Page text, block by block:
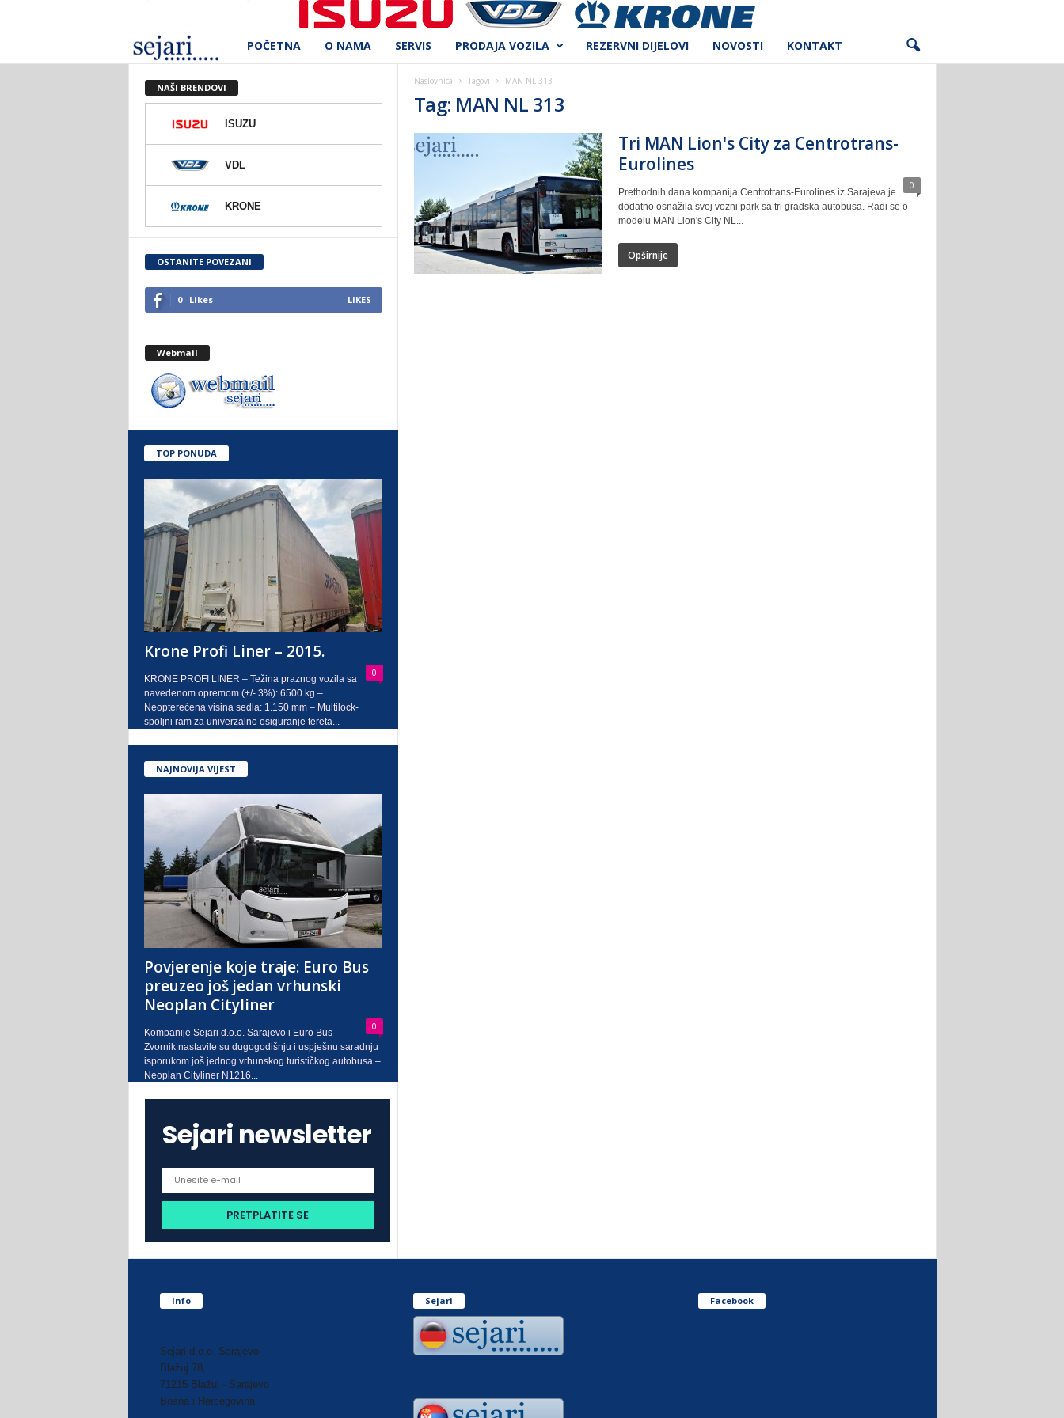
e
r
d
.
o
.
a
j
o
POČETNA O NAMA SERVIS PRODAJA VOZILA REZERVNI DIJELOVI NOVOSTI KONTAKT
Naslovnica Tagovi MAN NL 313
Tag: MAN NL 313
Tri MAN Lion's City za Centrotrans-
Eurolines
0
Prethodnih dana kompanija Centrotrans-Eurolines iz Sarajeva je
dodatno osnažila svoj vozni park sa tri gradska autobusa. Radi se o
modelu MAN Lion's City NL...
Opširnije
NAŠI BRENDOVI
ISUZU
VDL
KRONE
OSTANITE POVEZANI
0 Likes LIKES
Webmail
TOP PONUDA
Krone Profi Liner – 2015.
0
KRONE PROFI LINER – Težina praznog vozila sa
navedenom opremom (+/- 3%): 6500 kg –
Neopterećena visina sedla: 1.150 mm – Multilock-
spoljni ram za univerzalno osiguranje tereta...
NAJNOVIJA VIJEST
Povjerenje koje traje: Euro Bus
preuzeo još jedan vrhunski
Neoplan Cityliner
0
Kompanije Sejari d.o.o. Sarajevo i Euro Bus
Zvornik nastavile su dugogodišnju i uspješnu saradnju
isporukom još jednog vrhunskog turističkog autobusa –
Neoplan Cityliner N1216...
Sejari newsletter
Info
Sejari d.o.o. Sarajevo
Blažuj 78,
71215 Blažuj - Sarajevo
Bosna i Hercegovina
Sejari Facebook